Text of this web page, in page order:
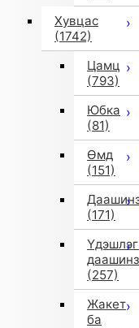
Хувцас
(1742)
Цамц
(793)
Юбка
(81)
Өмд
(151)
(171)
даашинз
(257)
Жакет
ба